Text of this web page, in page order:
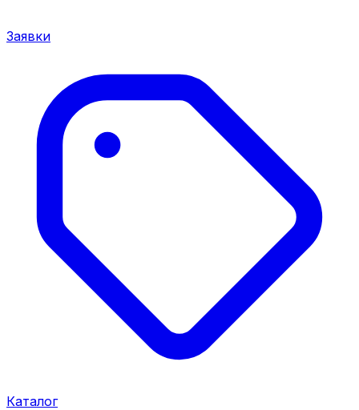
Заявки
Каталог